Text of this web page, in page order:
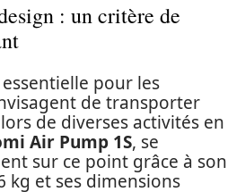
: un critère de
pour les
de transporter
de diverses activités en
Air Pump 1S, se
sur ce point grâce à son
kg et ses dimensions